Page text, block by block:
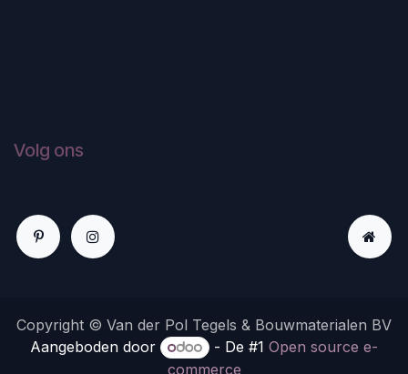
Volg ons
Copyright © Van der Pol Tegels & Bouwmaterialen BV
Aangeboden door
- De #1Open source e-
commerce